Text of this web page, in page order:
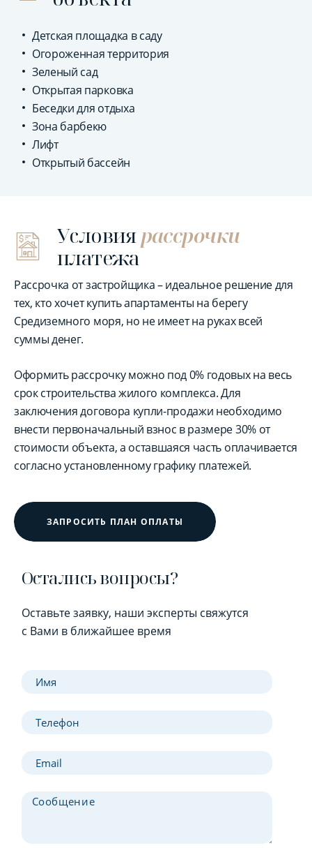
Детская площадка в саду
Огороженная территория
Зеленый сад
Открытая парковка
Беседки для отдыха
Зона барбекю
Лифт
Открытый бассейн
Условиярассрочки
платежа
Рассрочка от застройщика – идеальное решение для
тех, кто хочет купить апартаменты на берегу
Средиземного моря, но не имеет на руках всей
суммы денег.
Оформить рассрочку можно под 0% годовых на весь
срок строительства жилого комплекса. Для
заключения договора купли-продажи необходимо
внести первоначальный взнос в размере 30% от
стоимости объекта, а оставшаяся часть оплачивается
согласно установленному графику платежей.
ЗАПРОСИТЬ ПЛАН ОПЛАТЫ
Остались вопросы?
Оставьте заявку, наши эксперты свяжутся
с Вами в ближайшее время